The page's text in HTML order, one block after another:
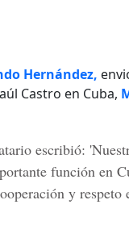
Hernández,
Castro en Cuba,
escribió:
función en
y respeto